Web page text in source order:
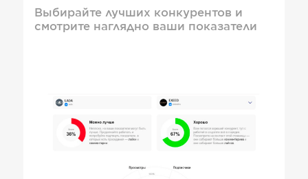
Выбирайте лучших конкурентов и
смотрите наглядно ваши показатели